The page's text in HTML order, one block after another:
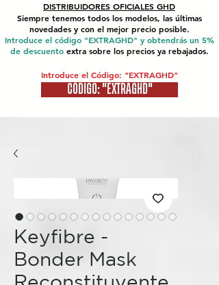
DISTRIBUIDORES OFICIALES GHD
Siempre tenemos todos los modelos, las últimas
novedades y con el mejor precio posible.
Introduce el código "EXTRAGHD" y obtendrás un 5%
de descuento extra sobre los precios ya rebajados.
Introduce el Código: "EXTRAGHD"
CÓDIGO: "EXTRAGHD"
Keyfibre -
Bonder Mask